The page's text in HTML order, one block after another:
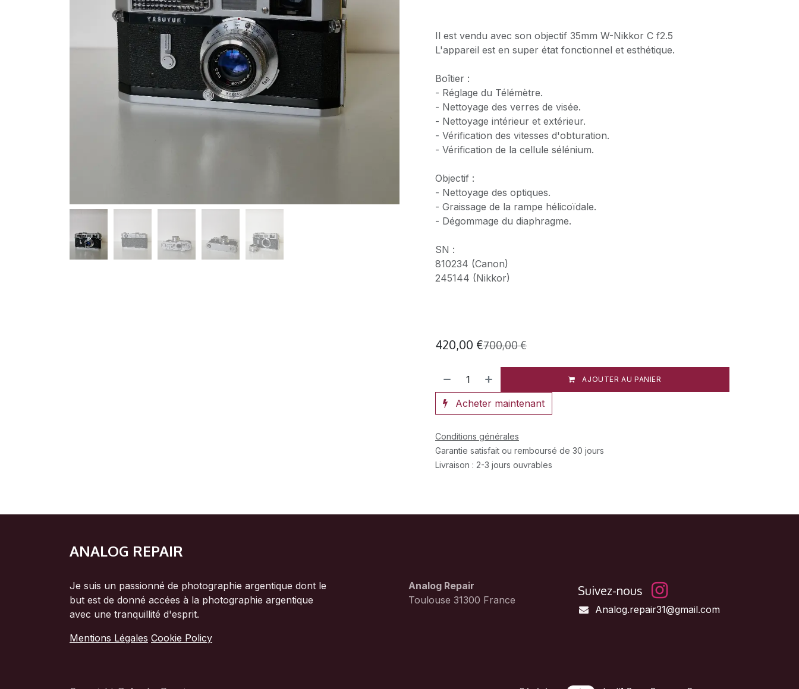
Il est vendu avec son objectif 35mm W-Nikkor C f2.5
L'appareil est en super état fonctionnel et esthétique.
Boîtier :
- Réglage du Télémètre.
- Nettoyage des verres de visée.
- Nettoyage intérieur et extérieur.
- Vérification des vitesses d'obturation.
- Vérification de la cellule sélénium.
Objectif :
- Nettoyage des optiques.
- Graissage de la rampe hélicoïdale.
- Dégommage du diaphragme.
SN :
810234 (Canon)
245144 (Nikkor)
420,00 €700,00€
AJOUTER AU PANIER
Acheter maintenant
Conditions générales
Garantie satisfait ou remboursé de 30 jours
Livraison : 2-3 jours ouvrables
ANALOG REPAIR
Je suis un passionné de photographie argentique dont le
but est de donné accées à la photographie argentique
avec une tranquillité d'esprit.
Mentions Légales Cookie Policy
Analog Repair
Toulouse 31300 France
Suivez-nous
Analog.repair31@gmail.com